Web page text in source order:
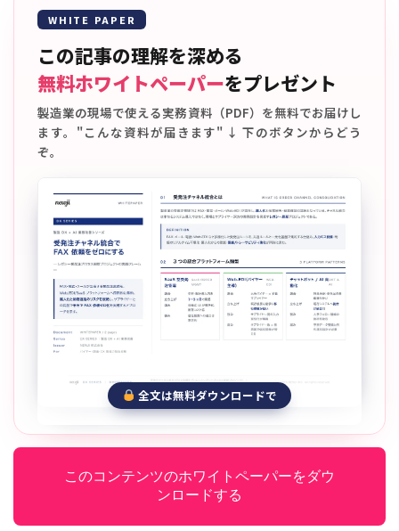
WHITE PAPER
この記事の理解を深める
無料ホワイトペーパーをプレゼント
製造業の現場で使える実務資料（PDF）を無料でお届けし
ます。"こんな資料が届きます" ↓ 下のボタンからどう
ぞ。
全文は無料ダウンロードで
このコンテンツのホワイトペーパーをダウ
ンロードする